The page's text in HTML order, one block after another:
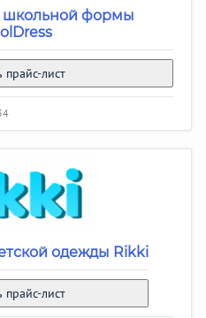
школьной формы
прайс-лист
одежды Rikki
прайс-лист